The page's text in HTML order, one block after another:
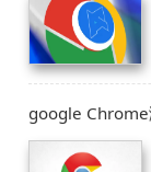
google Chrome